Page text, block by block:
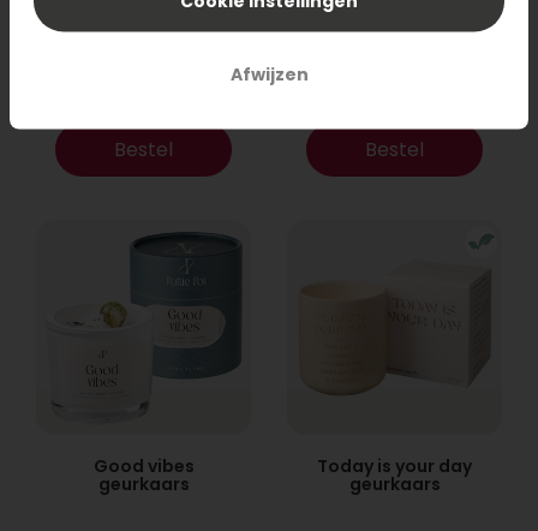
Ovenwanten set
Forest pastel
Bestel
High tea cadeau
Bestel
Good vibes
geurkaars
Today is your day
geurkaars
Afwijzen